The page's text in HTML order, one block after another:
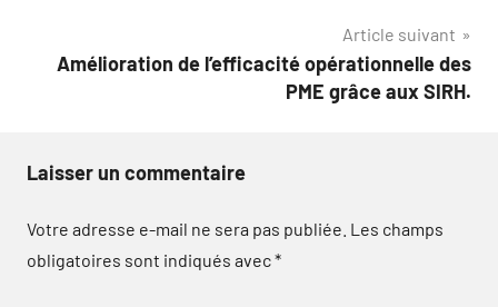
Article suivant
Amélioration de l’efficacité opérationnelle des
PME grâce aux SIRH.
Laisser un commentaire
Votre adresse e-mail ne sera pas publiée. Les champs
obligatoires sont indiqués avec*